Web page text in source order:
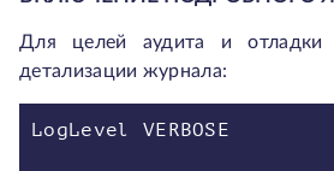
Для целей аудита и отладки
детализации журнала:
LogLevel VERBOSE